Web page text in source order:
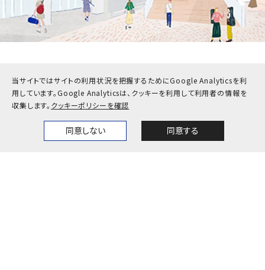
当サイトではサイトの利用状況を把握するためにGoogle Analyticsを利
用しています。Google Analyticsは、クッキーを利用して利用者の情報を
収集します。 クッキーポリシーを確認
同意しない 同意する
News Themes
受験生
在学生・保護者
卒業生
企業・地域の方
お問い合わせ
アクセス